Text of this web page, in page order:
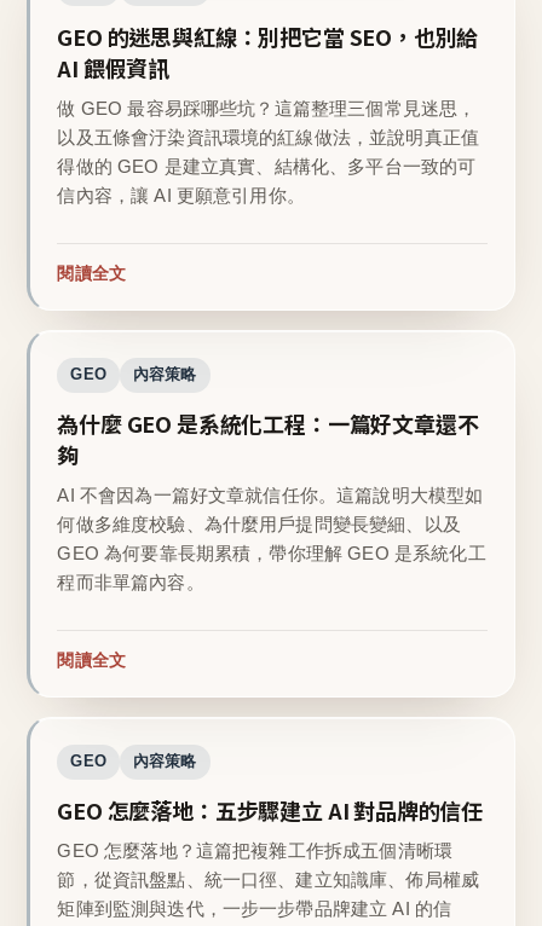
GEO 的迷思與紅線：別把它當 SEO，也別給
AI 餵假資訊
做 GEO 最容易踩哪些坑？這篇整理三個常見迷思，
以及五條會汙染資訊環境的紅線做法，並說明真正值
得做的 GEO 是建立真實、結構化、多平台一致的可
信內容，讓 AI 更願意引用你。
閱讀全文
GEO 內容策略
為什麼 GEO 是系統化工程：一篇好文章還不
夠
AI 不會因為一篇好文章就信任你。這篇說明大模型如
何做多維度校驗、為什麼用戶提問變長變細、以及
GEO 為何要靠長期累積，帶你理解 GEO 是系統化工
程而非單篇內容。
閱讀全文
GEO 內容策略
GEO 怎麼落地：五步驟建立 AI 對品牌的信任
GEO 怎麼落地？這篇把複雜工作拆成五個清晰環
節，從資訊盤點、統一口徑、建立知識庫、佈局權威
矩陣到監測與迭代，一步一步帶品牌建立 AI 的信